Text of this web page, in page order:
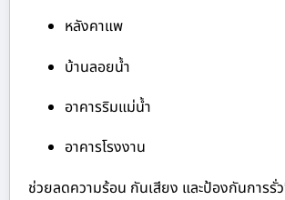
หลังคาแพ
บ้านลอยน้ำ
อาคารริมแม่น้ำ
อาคารโรงงาน
ช่วยลดความร้อน กันเสียง และป้องกันการรั่